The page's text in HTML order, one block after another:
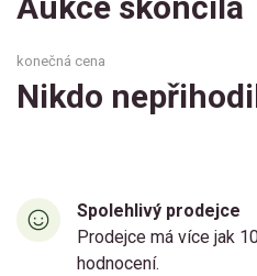
konečná cena
Nikdo
Spolehlivý prodejce
Prodejce má více jak
hodnocení.